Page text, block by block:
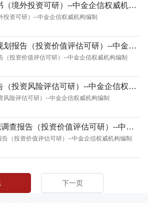
液冷项目投资建议书（境外投资可研）--中金企信权威机构编制
投资可研）--中金企信权威机构编制
‌信息技术服务产业规划报告（投资价值评估可研）--中金企信权威机构编制
（投资价值评估可研）--中金企信权威机构编制
光芯片产业规划报告（投资风险评估可研）--中金企信权威机构编制
风险评估可研）--中金企信权威机构编制
Token出海商业尽职调查报告（投资价值评估可研）--中金企信权威机构编制
（投资价值评估可研）--中金企信权威机构编制
下一页